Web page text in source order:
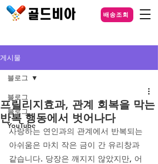
배송조회
게시물
블로그
블로그
YouTube
블로그
프릴리지효과, 관계 회복을 막는
반복 행동에서 벗어나다
사랑하는 연인과의 관계에서 반복되는
아쉬움은 마치 작은 금이 간 유리창과
같습니다. 당장은 깨지지 않았지만, 어